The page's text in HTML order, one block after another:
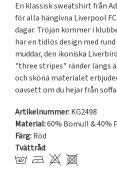
En klassisk sweatshirt från
för alla hängivna Liverpool
dagar. Tröjan kommer i
har en tidlös design med
muddar, den ikoniska
"three stripes" ränder längs
och sköna materialet
oavsett om du hejar från
Artikelnummer:KG2498
Material:60% Bomull & 40%
Färg:Röd
Tvättråd: